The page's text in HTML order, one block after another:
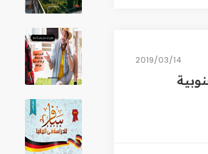
14‏/03‏/2019